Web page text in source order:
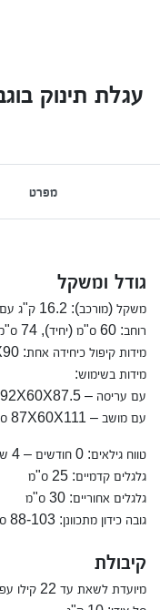
מפרט
גודל ומשקל
משקל (מורכב): 16.2 ק"ג עם עריסה, 15.2 ק"ג עם מושב
רוחב: 60 ס"מ (יחיד), 74 ס"מ (אחים/תאומים)
מידות קיפול כיחידה אחת: 56X61.5X90 ס"מ
מידות בשימוש:
עם עריסה – 92X60X87.5 ס"מ
עם מושב – 87X60X111 ס"מ
טווח גילאים: 0 חודשים – 4 שנים
גלגלים קדמיים: 25 ס"מ
גלגלים אחוריים: 30 ס"מ
גובה כידון מתכוונן: 88-103 ס"מ
קיבולת
מיועדת לשאת עד 22 קילו עפ"י התקן העולמי והישראלי